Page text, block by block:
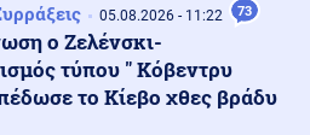
Στενά για ΗΠΑ και Ισραήλ – Στην
του πολέμου ο Τραμπ
05.08.2026 - 11:22 73
ο Ζελένσκι-
τύπου " Κόβεντρυ
το Κίεβο χθες βράδυ